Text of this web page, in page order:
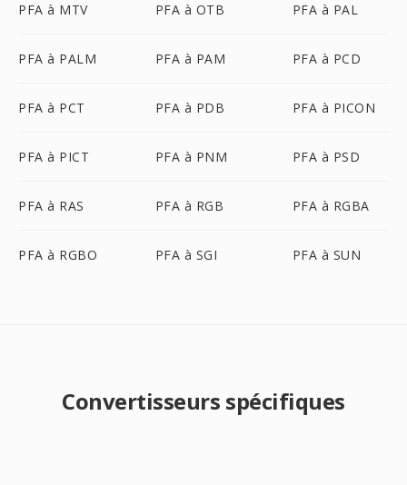
PFA à MTV PFA à OTB PFA à PAL
PFA à PALM PFA à PAM PFA à PCD
PFA à PCT PFA à PDB PFA à PICON
PFA à PICT PFA à PNM PFA à PSD
PFA à RAS PFA à RGB PFA à RGBA
PFA à RGBO PFA à SGI PFA à SUN
Convertisseurs spécifiques